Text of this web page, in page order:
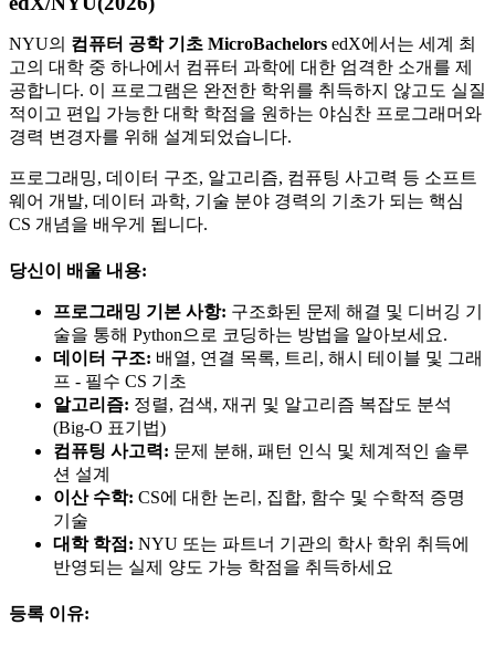
NYU의 컴퓨터 공학 기초 MicroBachelors edX에서는 세계 최
고의 대학 중 하나에서 컴퓨터 과학에 대한 엄격한 소개를 제
공합니다. 이 프로그램은 완전한 학위를 취득하지 않고도 실질
적이고 편입 가능한 대학 학점을 원하는 야심찬 프로그래머와
경력 변경자를 위해 설계되었습니다.
프로그래밍, 데이터 구조, 알고리즘, 컴퓨팅 사고력 등 소프트
웨어 개발, 데이터 과학, 기술 분야 경력의 기초가 되는 핵심
CS 개념을 배우게 됩니다.
당신이 배울 내용:
프로그래밍 기본 사항: 구조화된 문제 해결 및 디버깅 기
술을 통해 Python으로 코딩하는 방법을 알아보세요.
데이터 구조: 배열, 연결 목록, 트리, 해시 테이블 및 그래
프 - 필수 CS 기초
알고리즘: 정렬, 검색, 재귀 및 알고리즘 복잡도 분석
(Big-O 표기법)
컴퓨팅 사고력: 문제 분해, 패턴 인식 및 체계적인 솔루
션 설계
이산 수학: CS에 대한 논리, 집합, 함수 및 수학적 증명
기술
대학 학점: NYU 또는 파트너 기관의 학사 학위 취득에
반영되는 실제 양도 가능 학점을 취득하세요
등록 이유: